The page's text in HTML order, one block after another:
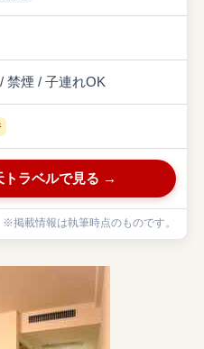
禁煙 / 子連れOK
トラベルで見る →
※掲載情報は執筆時点のものです。